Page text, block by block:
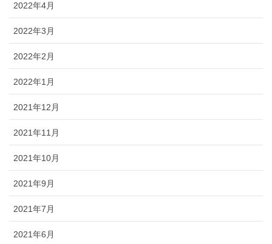
2022年4月
2022年3月
2022年2月
2022年1月
2021年12月
2021年11月
2021年10月
2021年9月
2021年7月
2021年6月